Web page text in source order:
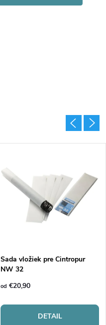
Sada vložiek pre Cintropur
NW 32
od €20,90
DETAIL